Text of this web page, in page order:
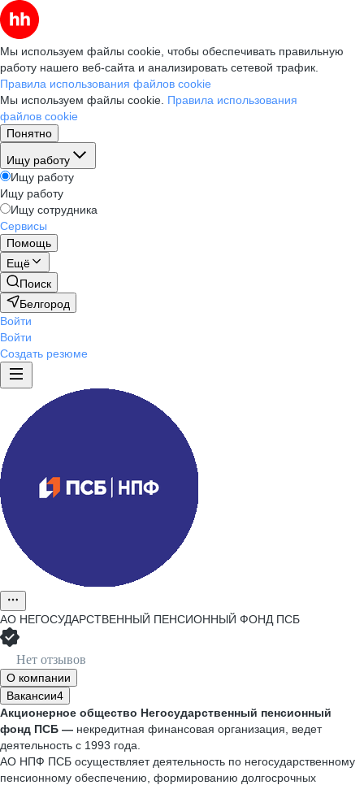
Мы используем файлы cookie, чтобы обеспечивать правильную
работу нашего веб-сайта и анализировать сетевой трафик.
Правила использования файлов cookie
Мы используем файлы cookie. Правила использования
файлов cookie
Понятно
Ищу работу
Ищу работу
Ищу работу
Ищу сотрудника
Сервисы
Помощь
Ещё
Поиск
Белгород
Войти
Войти
Создать резюме
АО НЕГОСУДАРСТВЕННЫЙ ПЕНСИОННЫЙ ФОНД ПСБ
Нет отзывов
О компании
Вакансии4
Акционерное общество Негосударственный пенсионный
фонд ПСБ — некредитная финансовая организация, ведет
деятельность с 1993 года.
АО НПФ ПСБ осуществляет деятельность по негосударственному
пенсионному обеспечению, формированию долгосрочных